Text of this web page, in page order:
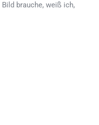
brauche, weiß ich,